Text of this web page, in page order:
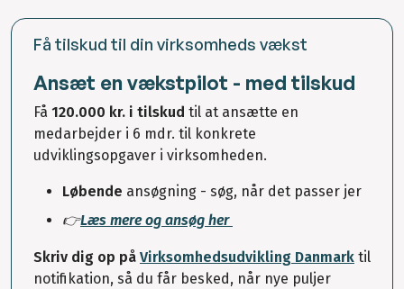
Få tilskud til din virksomheds vækst
Ansæt en vækstpilot - med tilskud
Få 120.000 kr. i tilskud til at ansætte en
medarbejder i 6 mdr. til konkrete
udviklingsopgaver i virksomheden.
Løbende ansøgning - søg, når det passer jer
👉Læs mere og ansøg her
Skriv dig op på Virksomhedsudvikling Danmark til
notifikation, så du får besked, når nye puljer